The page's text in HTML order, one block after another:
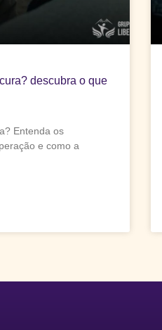
descubra o que
Entenda os
e como a